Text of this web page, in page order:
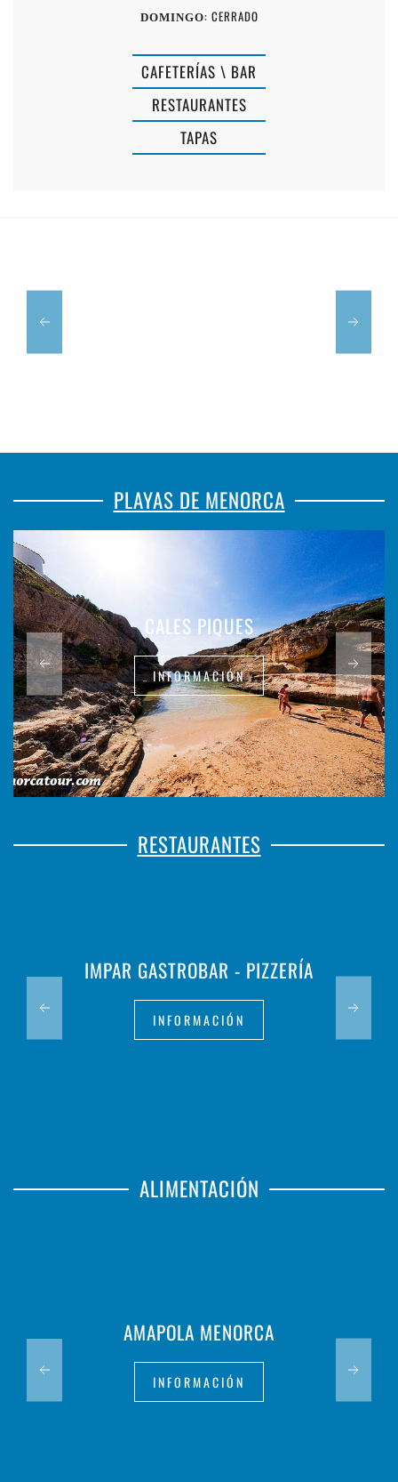
DOMINGO: CERRADO
CAFETERÍAS \ BAR
RESTAURANTES
TAPAS
PLAYAS DE MENORCA
CALES PIQUES
INFORMACIÓN
RESTAURANTES
IMPAR GASTROBAR - PIZZERÍA
INFORMACIÓN
ALIMENTACIÓN
AMAPOLA MENORCA
INFORMACIÓN